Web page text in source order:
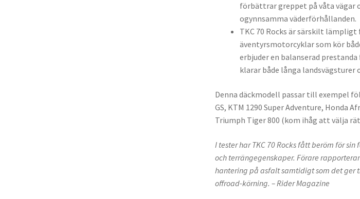
förbättrar greppet på våta vägar
ogynnsamma väderförhållanden.
TKC 70 Rocks är särskilt lämpligt
äventyrsmotorcyklar som kör
erbjuder en balanserad
klarar både långa landsvägsturer
Denna däckmodell passar till exempel
GS, KTM 1290 Super Adventure, Honda
Triumph Tiger 800 (kom ihåg att välja
I tester har TKC 70 Rocks fått beröm för
och terrängegenskaper. Förare
hantering på asfalt samtidigt som det
offroad-körning. – Rider Magazine